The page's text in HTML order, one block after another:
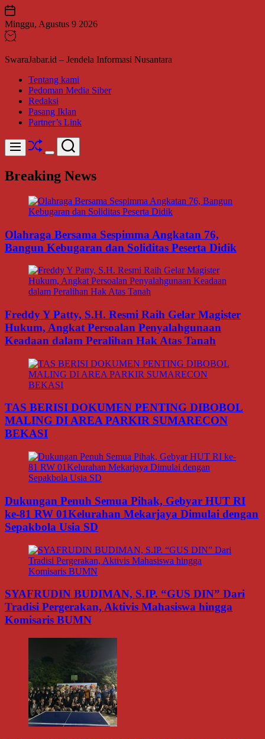
Skip
to
content
Minggu, Agustus 9 2026
SwaraJabar.id – Jendela Informasi Nusantara
Tentang kami
Pedoman Media Siber
Redaksi
Pasang Iklan
Partner’s Link
Menu Shuffle
Switch
mode
Search
Breaking News
Olahraga Bersama Sespimma Angkatan 76,
Bangun Kebugaran dan Soliditas Peserta Didik
Freddy Y Patty, S.H. Resmi Raih Gelar Magister
Hukum, Angkat Persoalan Penyalahgunaan
Keadaan dalam Peralihan Hak Atas Tanah
TAS BERISI DOKUMEN PENTING DIBOBOL
MALING DI AREA PARKIR SUMARECON
BEKASI
Dukungan Penuh Semua Pihak, Gebyar HUT RI
ke-81 RW 01Kelurahan Mekarjaya Dimulai dengan
Sepakbola Usia SD
SYAFRUDIN BUDIMAN, S.IP. “GUS DIN” Dari
Tradisi Pergerakan, Aktivis Mahasiswa hingga
Komisaris BUMN